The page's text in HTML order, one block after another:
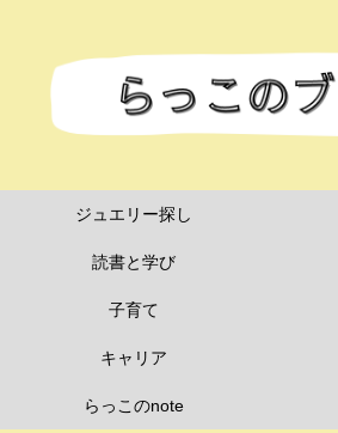
ジュエリー探し
読書と学び
子育て
キャリア
らっこのnote